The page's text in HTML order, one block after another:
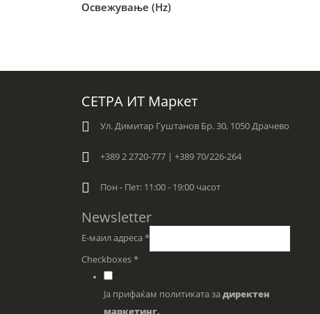
Освежување (Hz)
СЕТРА ИТ Маркет
Ул. Димитар Гуштанов Бр. 30, 1050 Драчево
+389 2 2720-777 | +389 70/226-264
Пон - Пет: 11:00 - 19:00 часот
Newsletter
Е-маил адреса *
Checkboxes*
Ја прифаќам политиката за директен
маркетинг.